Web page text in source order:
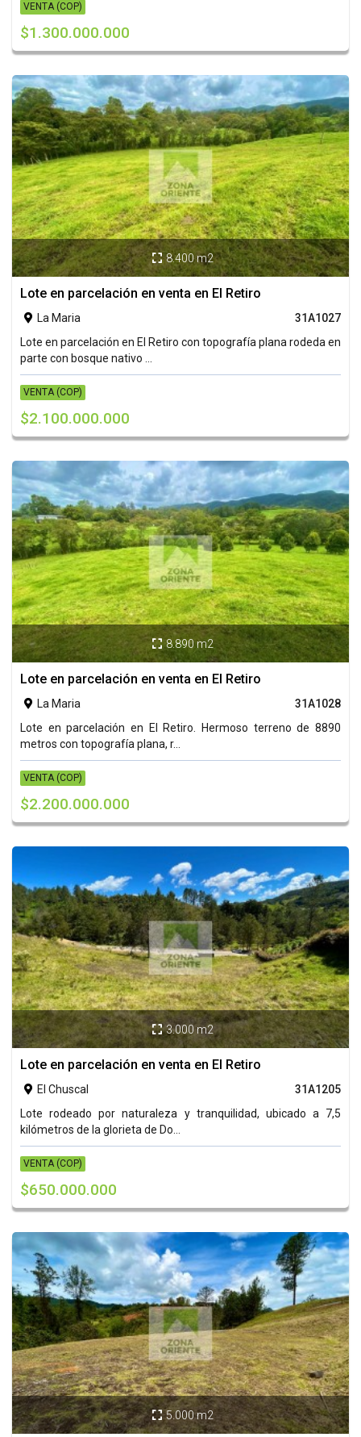
VENTA (COP)
$1.300.000.000
 8.400 m2
Lote en parcelación en venta en El Retiro
 La Maria
31A1027
Lote en parcelación en El Retiro con topografía plana rodeda en
parte con bosque nativo ...
VENTA (COP)
$2.100.000.000
 8.890 m2
Lote en parcelación en venta en El Retiro
 La Maria
31A1028
Lote en parcelación en El Retiro. Hermoso terreno de 8890
metros con topografía plana, r...
VENTA (COP)
$2.200.000.000
 3.000 m2
Lote en parcelación en venta en El Retiro
 El Chuscal
31A1205
Lote rodeado por naturaleza y tranquilidad, ubicado a 7,5
kilómetros de la glorieta de Do...
VENTA (COP)
$650.000.000
 5.000 m2